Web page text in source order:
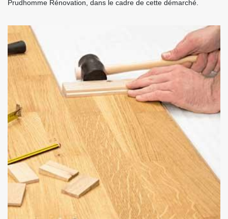
Prudhomme Rénovation, dans le cadre de cette démarché.